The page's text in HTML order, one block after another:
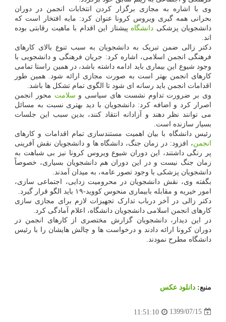
وی با اشاره به مجازی برگزار کردن انتخابات انجمن در دوران
بحرانی همه گیری ویروس کرونا عنوان کرد: مایه افتخار است که
دانشجویان پزشکی دانشگاه پیشتاز این اقدام با ماهیت رقابتی بوده
اند.
دکتر زالی ضمن تبریک به دانشجویان به سبب تنوع بالای کارهای
فرهنگی انجمن اسلامی، اشاره کرد: جریان فرهنگی و دانشجویی با
وجود شیوع این بیماری باید ادامه داشته باشد، در همین راستا تمامی
کارهای انجمن بهتر است به صورت مجازی ارائه شود. همین طور
اقدامات انجمن باید رسانه ای شود تا الگوی تمام تشکل ها باشد.
وی بر ضرورت تداوم نشست های سیاسی و سلامت محور انجمن
اصرار کرد و اضافه کرد: دانشجویان با دید بهتری نسبت به مسائل
می توانند نظر دهند و آزادانه انتقاد کنند، بدین سبب این جلسات
بسیار سازنده است.
رئیس دانشگاه با بیان اهمیت مستندسازی تمام اقدامات و کارهای
انجمن، افزود: در زمان جنگ، دانشگاه ها و دانشجویان نقش آفرینی
پر رنگی داشتند، این دوران شیوع ویروس کرونا نیز بی شباهت به
زمان جنگ نیست و در این دوران هم دانشجویان بسیاری، خصوصاً
دانشجویان پزشکی با وجود تصور عامه، به میدان آمدند.
بگفته وی، نقش دانشجویان در محرومیت زدایی، اجتماعی سازی،
امور خیریه و مقابله بابیماری منحوس کووید-۱۹ باید الگو قرار گیرد.
دکتر زالی در آخر درباب تدارک تجهیزات لازم برای مجازی سازی
کارهای انجمن اسلامی دانشجویان دانشگاه، اعلام آمادگی کرد.
در این دیدار، دانشجویان گزارش مختصری از کارهای انجمن در
دوران کرونا ارائه دادند و درخواست ها و چالش هایشان را با رئیس
دانشگاه مطرح نمودند.
منبع: دانلود عكس
1399/07/15
11:51:10